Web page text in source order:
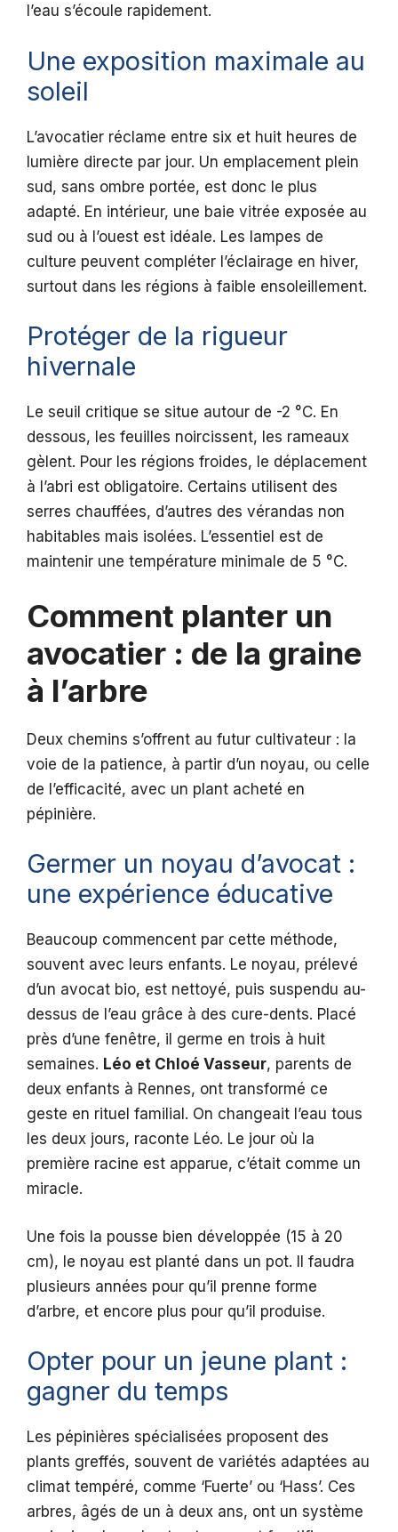
l’eau s’écoule rapidement.
Une exposition maximale au
soleil
L’avocatier réclame entre six et huit heures de
lumière directe par jour. Un emplacement plein
sud, sans ombre portée, est donc le plus
adapté. En intérieur, une baie vitrée exposée au
sud ou à l’ouest est idéale. Les lampes de
culture peuvent compléter l’éclairage en hiver,
surtout dans les régions à faible ensoleillement.
Protéger de la rigueur
hivernale
Le seuil critique se situe autour de -2 °C. En
dessous, les feuilles noircissent, les rameaux
gèlent. Pour les régions froides, le déplacement
à l’abri est obligatoire. Certains utilisent des
serres chauffées, d’autres des vérandas non
habitables mais isolées. L’essentiel est de
maintenir une température minimale de 5 °C.
Comment planter un
avocatier : de la graine
à l’arbre
Deux chemins s’offrent au futur cultivateur : la
voie de la patience, à partir d’un noyau, ou celle
de l’efficacité, avec un plant acheté en
pépinière.
Germer un noyau d’avocat :
une expérience éducative
Beaucoup commencent par cette méthode,
souvent avec leurs enfants. Le noyau, prélevé
d’un avocat bio, est nettoyé, puis suspendu au-
dessus de l’eau grâce à des cure-dents. Placé
près d’une fenêtre, il germe en trois à huit
semaines. Léo et Chloé Vasseur, parents de
deux enfants à Rennes, ont transformé ce
geste en rituel familial. On changeait l’eau tous
les deux jours, raconte Léo. Le jour où la
première racine est apparue, c’était comme un
miracle.
Une fois la pousse bien développée (15 à 20
cm), le noyau est planté dans un pot. Il faudra
plusieurs années pour qu’il prenne forme
d’arbre, et encore plus pour qu’il produise.
Opter pour un jeune plant :
gagner du temps
Les pépinières spécialisées proposent des
plants greffés, souvent de variétés adaptées au
climat tempéré, comme ‘Fuerte’ ou ‘Hass’. Ces
arbres, âgés de un à deux ans, ont un système